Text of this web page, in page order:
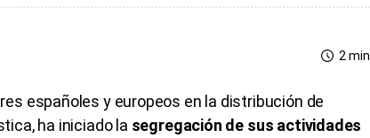
2 min
españoles y europeos en la distribución de
ha iniciado la segregación de sus actividades